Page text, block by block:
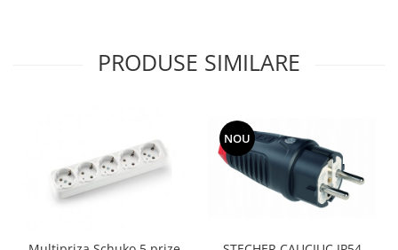
PRODUSE SIMILARE
NOU